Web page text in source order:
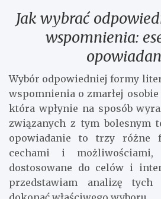
Jak wybrać
wspomnienia:
Wybór odpowiedniej formy
wspomnienia o zmarłej
która wpłynie na sposób
związanych z tym bolesnym
opowiadanie to trzy różne
cechami i
dostosowane do celów i
przedstawiam analizę tych